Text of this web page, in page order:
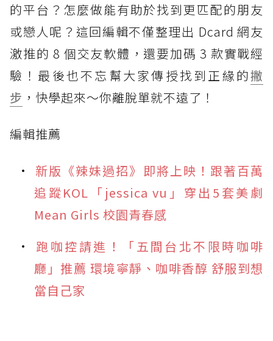
的平台？怎麼做能有助於找到更匹配的朋友
或戀人呢？這回編輯不僅整理出 Dcard 網友
激推的 8 個交友軟體，還要加碼 3 款實戰經
驗！最後也不忘幫大家傳授找到正緣的撇
步 ，快學起來～你離脫單就不遠了！
編輯推薦
新版《辣妹過招》即將上映！跟著百萬
追蹤KOL「jessica vu」穿出5套美劇
Mean Girls 校園青春感
跑咖控請進！「五間台北不限時咖啡
廳」推薦 環境寧靜、咖啡香醇 舒服到想
當自己家